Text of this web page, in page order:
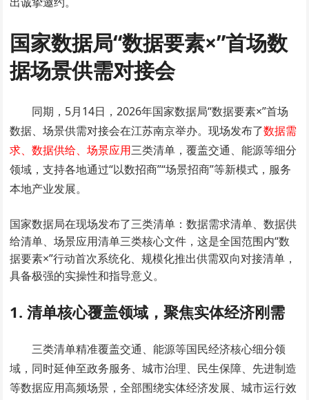
国家数据局“数据要素×”首场数
据场景供需对接会
同期，5月14日，2026年国家数据局“数据要素×”首场
数据、场景供需对接会在江苏南京举办。现场发布了数据需
求、数据供给、场景应用三类清单，覆盖交通、能源等细分
领域，支持各地通过“以数招商”“场景招商”等新模式，服务
本地产业发展。
国家数据局在现场发布了三类清单：数据需求清单、数据供
给清单、场景应用清单三类核心文件，这是全国范围内“数
据要素×”行动首次系统化、规模化推出供需双向对接清单，
具备极强的实操性和指导意义。
1. 清单核心覆盖领域，聚焦实体经济刚需
三类清单精准覆盖交通、能源等国民经济核心细分领
域，同时延伸至政务服务、城市治理、民生保障、先进制造
等数据应用高频场景，全部围绕实体经济发展、城市运行效